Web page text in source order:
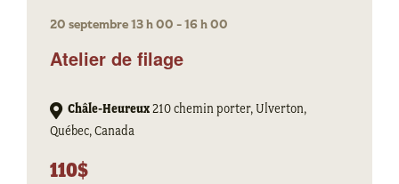
Atelier de filage
20 septembre 13 h 00 -16 h 00
Châle-Heureux210 chemin porter, Ulverton,
Québec, Canada
110$